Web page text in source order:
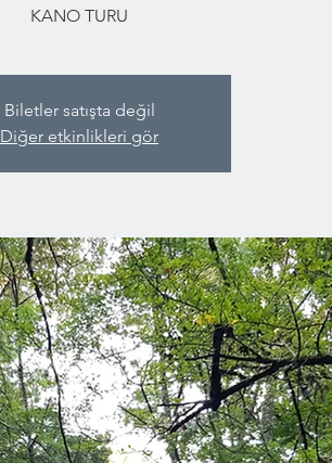
KANO TURU
Biletler satışta değil
Diğer etkinlikleri gör